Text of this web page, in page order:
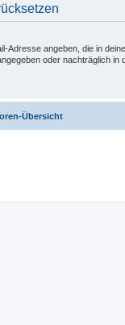
Adresse angeben, die in
oder nachträglich in
Übersicht